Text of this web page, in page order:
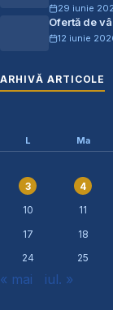
29 iunie
Ofertă de
12 iunie
ARHIVĂ ARTICOLE
L Ma
3
4
10
11
17
18
24
25
« mai iul. »